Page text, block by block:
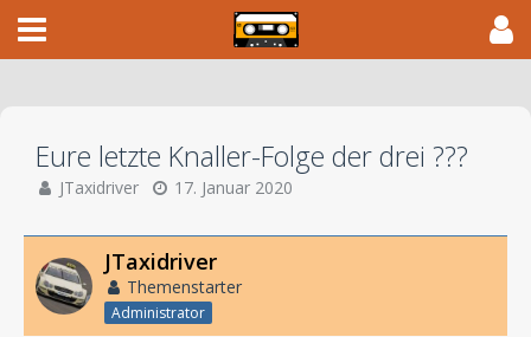
Eure letzte Knaller-Folge der drei ???
JTaxidriver 17. Januar 2020
JTaxidriver
Themenstarter
Administrator